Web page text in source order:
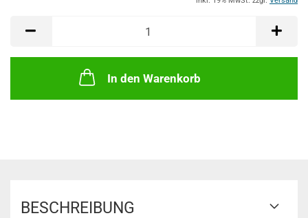
In den Warenkorb
BESCHREIBUNG